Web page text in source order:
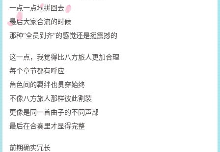
一点一点地拼回去
最后大家合流的时候
那种“全员到齐”的感觉还是挺震撼的
这一点，我觉得比八方旅人更加合理
每个章节都有呼应
角色间的羁绊也贯穿始终
不像八方旅人那样彼此割裂
更像是同一首曲子的不同声部
最后在合奏里才显得完整
前期确实冗长